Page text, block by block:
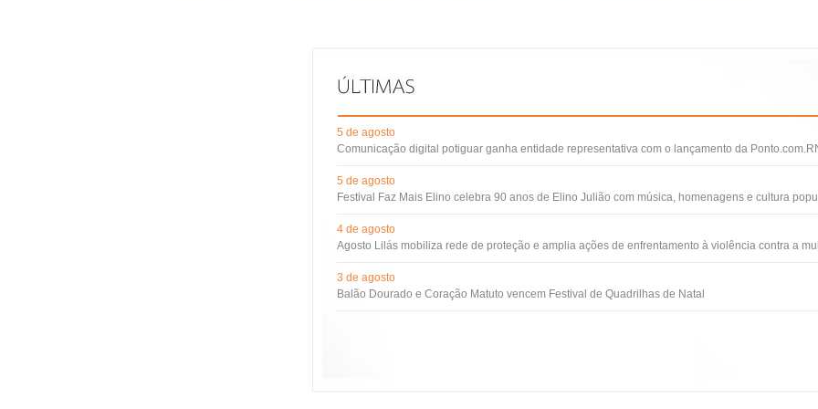
5 de agosto
Comunicação digital potiguar ganha entidade representativa com o lançamento da
5 de agosto
Festival Faz Mais Elino celebra 90 anos de Elino Julião com música, homenagens e cultura
4 de agosto
Agosto Lilás mobiliza rede de proteção e amplia ações de enfrentamento à violência contra a
3 de agosto
Balão Dourado e Coração Matuto vencem Festival de Quadrilhas de Natal